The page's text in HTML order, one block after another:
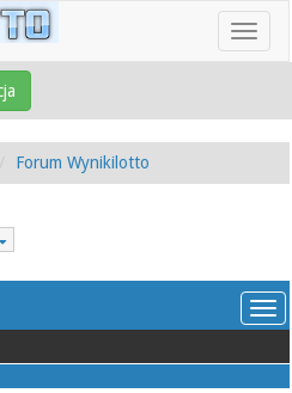
Forum Wynikilotto